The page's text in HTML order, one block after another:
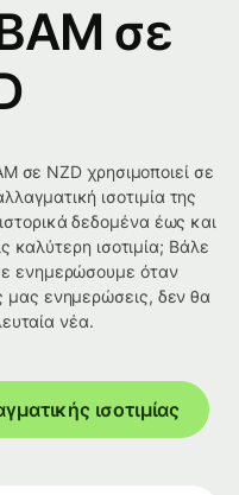
σε
σε NZD χρησιμοποιεί σε
ισοτιμία της
δεδομένα έως και
καλύτερη ισοτιμία; Βάλε
ενημερώσουμε όταν
μας ενημερώσεις, δεν θα
νέα.
ισοτιμίας